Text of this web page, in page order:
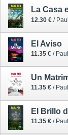
La Casa
12.30 € /
El Aviso
11.35 € /
Un
11.35 € /
El Brillo
11.35 € /